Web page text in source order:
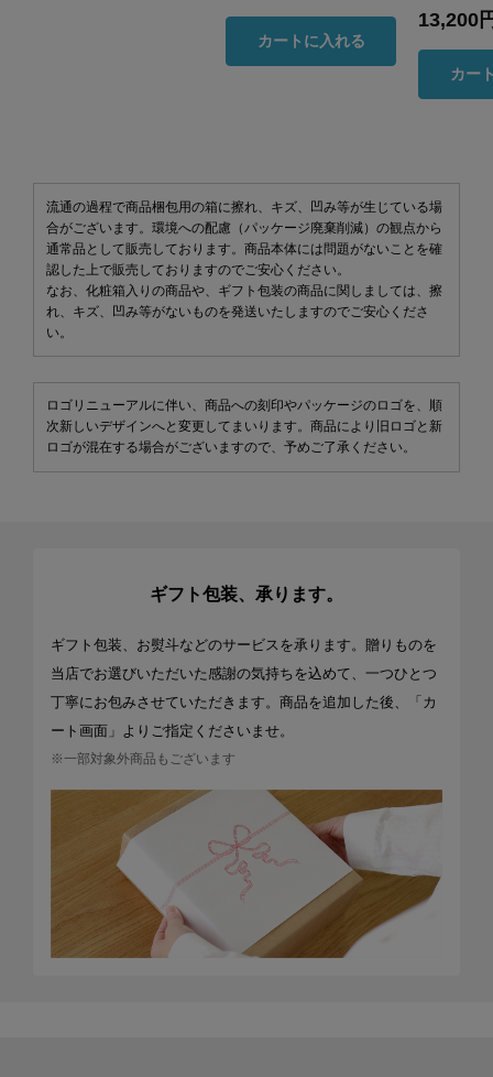
カートに入れる
13,200
カー
流通の過程で商品梱包用の箱に擦れ、キズ、凹み等が生じている場
合がございます。環境への配慮（パッケージ廃棄削減）の観点から
通常品として販売しております。商品本体には問題がないことを確
認した上で販売しておりますのでご安心ください。
なお、化粧箱入りの商品や、ギフト包装の商品に関しましては、擦
れ、キズ、凹み等がないものを発送いたしますのでご安心くださ
い。
ロゴリニューアルに伴い、商品への刻印やパッケージのロゴを、順
次新しいデザインへと変更してまいります。商品により旧ロゴと新
ロゴが混在する場合がございますので、予めご了承ください。
ギフト包装、承ります。
ギフト包装、お熨斗などのサービスを承ります。贈りものを
当店でお選びいただいた感謝の気持ちを込めて、一つひとつ
丁寧にお包みさせていただきます。商品を追加した後、「カ
ート画面」よりご指定くださいませ。
※一部対象外商品もございます